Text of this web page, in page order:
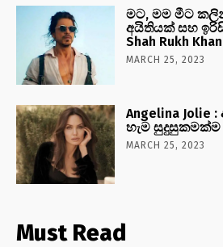
මට, මම මීට
අයිතියක් සහ
Shah Rukh Khan
MARCH 25, 2023
Angelina
හැම සුදුසුකමක්ම
MARCH 25, 2023
Must Read